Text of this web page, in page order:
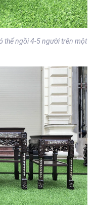
thể ngồi 4-5 người trên một